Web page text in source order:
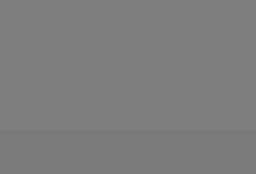
Links